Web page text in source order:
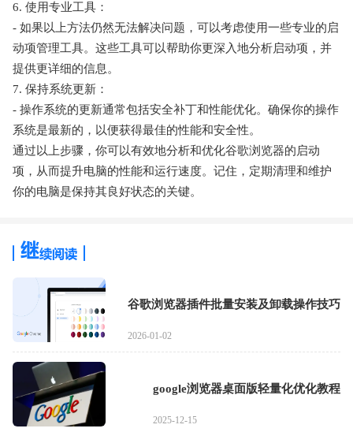
6. 使用专业工具：
- 如果以上方法仍然无法解决问题，可以考虑使用一些专业的启
动项管理工具。这些工具可以帮助你更深入地分析启动项，并
提供更详细的信息。
7. 保持系统更新：
- 操作系统的更新通常包括安全补丁和性能优化。确保你的操作
系统是最新的，以便获得最佳的性能和安全性。
通过以上步骤，你可以有效地分析和优化谷歌浏览器的启动
项，从而提升电脑的性能和运行速度。记住，定期清理和维护
你的电脑是保持其良好状态的关键。
谷歌浏览器插件批量安装及卸载操作技巧
2026-01-02
google浏览器桌面版轻量化优化教程
2025-12-15